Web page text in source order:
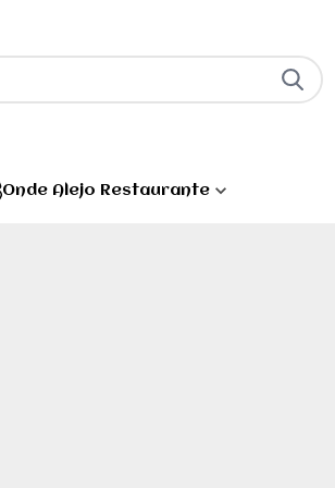
Onde Alejo Restaurante